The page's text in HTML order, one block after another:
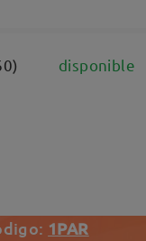
disponible
1PAR